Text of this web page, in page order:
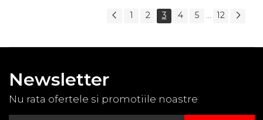
1 2 3 4 5 12
Newsletter
Nu rata ofertele si promotiile noastre